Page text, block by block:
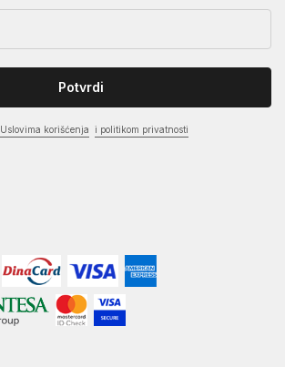
Potvrdi
Uslovima korišćenja i politikom privatnosti